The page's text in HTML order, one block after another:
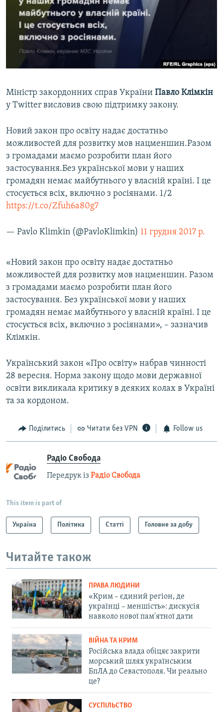
Міністр закордонних справ України Павло Клімкін
у Twitter висловив свою підтримку закону.
Новий закон про освіту надає достатньо
можливостей для розвитку мов нацменшин.Разом
з громадами маємо розробити план його
застосування.Без української мови у наших
громадян немає майбутнього у власній країні. І це
стосується всіх, включно з росіянами. 1/2
https://t.co/Zfuh6a80g7
— Pavlo Klimkin (@PavloKlimkin) 11 грудня 2017 р.
«Новий закон про освіту надає достатньо
можливостей для розвитку мов нацменшин. Разом
з громадами маємо розробити план його
застосування. Без української мови у наших
громадян немає майбутнього у власній країні. І це
стосується всіх, включно з росіянами», – зазначив
Клімкін.
Український закон «Про освіту» набрав чинності
28 вересня. Норма закону щодо мови державної
освіти викликала критику в деяких колах в Україні
та за кордоном.
Поділитись Читати без VPN Follow us
Радіо Свобода
Передрук із Радіо Свобода
This item is part of
Україна Політика Статті Головне за добу
Читайте також
ПРАВА ЛЮДИНИ
«Крим – єдиний регіон, де
українці – меншість»: дискусія
навколо нової пам'ятної дати
ВІЙНА ТА КРИМ
Російська влада обіцяє закрити
морський шлях українським
БпЛА до Севастополя. Чи реально
це?
СУСПІЛЬСТВО